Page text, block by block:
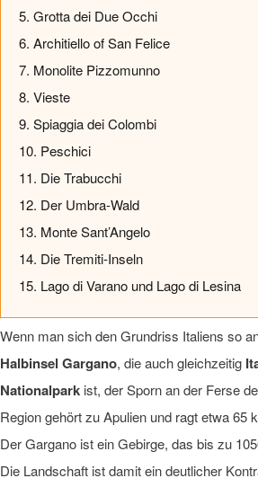
5. Grotta dei Due Occhi
6. Architiello of San Felice
7. Monolite Pizzomunno
8. Vieste
9. Spiaggia dei Colombi
10. Peschici
11. Die Trabucchi
12. Der Umbra-Wald
13. Monte Sant’Angelo
14. Die Tremiti-Inseln
15. Lago di Varano und Lago di Lesina
Wenn man sich den Grundriss Italiens so
Halbinsel Gargano, die auch gleichzeitig
Nationalpark ist, der Sporn an der Ferse
Region gehört zu Apulien und ragt etwa 65
Der Gargano ist ein Gebirge, das bis zu
Die Landschaft ist damit ein deutlicher